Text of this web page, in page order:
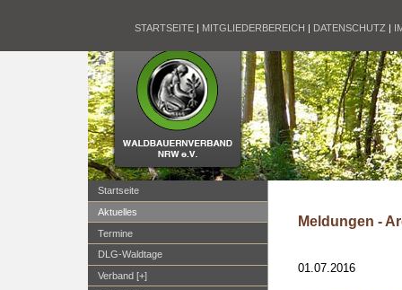
STARTSEITE | MITGLIEDERBEREICH | DATENSCHUTZ |
Startseite
Aktuelles
Termine
DLG-Waldtage
Verband [+]
Meldungen -
01.07.2016